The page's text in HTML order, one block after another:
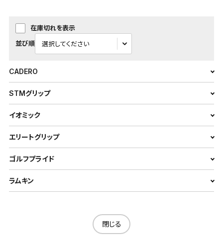
在庫切れを表示
並び順
CADERO
STMグリップ
イオミック
エリートグリップ
ゴルフプライド
ラムキン
閉じる